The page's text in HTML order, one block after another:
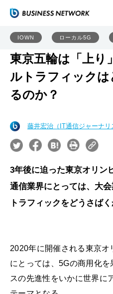
IOWN ローカル5G
東京五輪は「上り
ルトラフィック
るのか？
藤井宏治（IT通信ジャーナリ
3年後に迫った東京オリン
通信業界にとっては、大
トラフィックをどうさば
2020年に開催される東京
にとっては、5Gの商用化
スの先進性をいかに世界に